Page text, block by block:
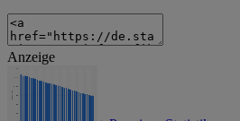
Anzeige